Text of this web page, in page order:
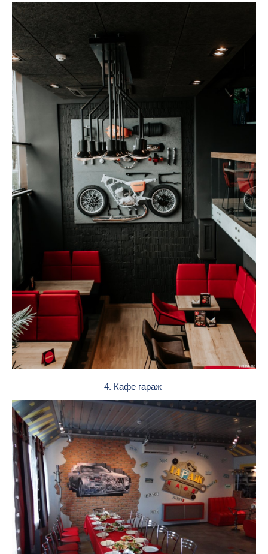
4. Кафе гараж